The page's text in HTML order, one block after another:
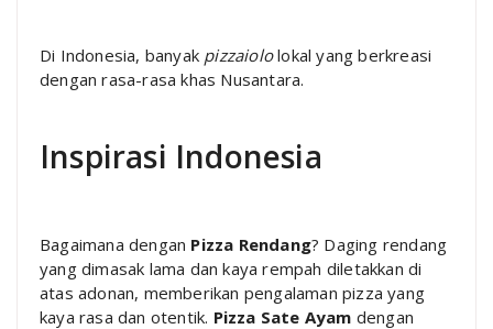
Di Indonesia, banyak pizzaiololokal yang berkreasi
dengan rasa-rasa khas Nusantara.
Inspirasi Indonesia
Bagaimana dengan Pizza Rendang? Daging rendang
yang dimasak lama dan kaya rempah diletakkan di
atas adonan, memberikan pengalaman pizza yang
kaya rasa dan otentik. Pizza Sate Ayam dengan